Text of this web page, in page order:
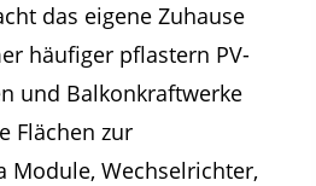
das eigene Zuhause
häufiger pflastern PV-
und Balkonkraftwerke
Flächen zur
Module, Wechselrichter,